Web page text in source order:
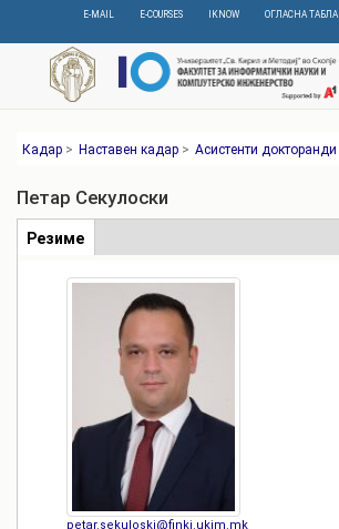
content
E-MAIL E-COURSES IKNOW ОГЛАСНА ТАБЛА
Кадар > Наставен кадар > Асистенти докторанди
Петар Секулоски
Табови
Резиме
tab)
petar.sekuloski@finki.ukim.mk